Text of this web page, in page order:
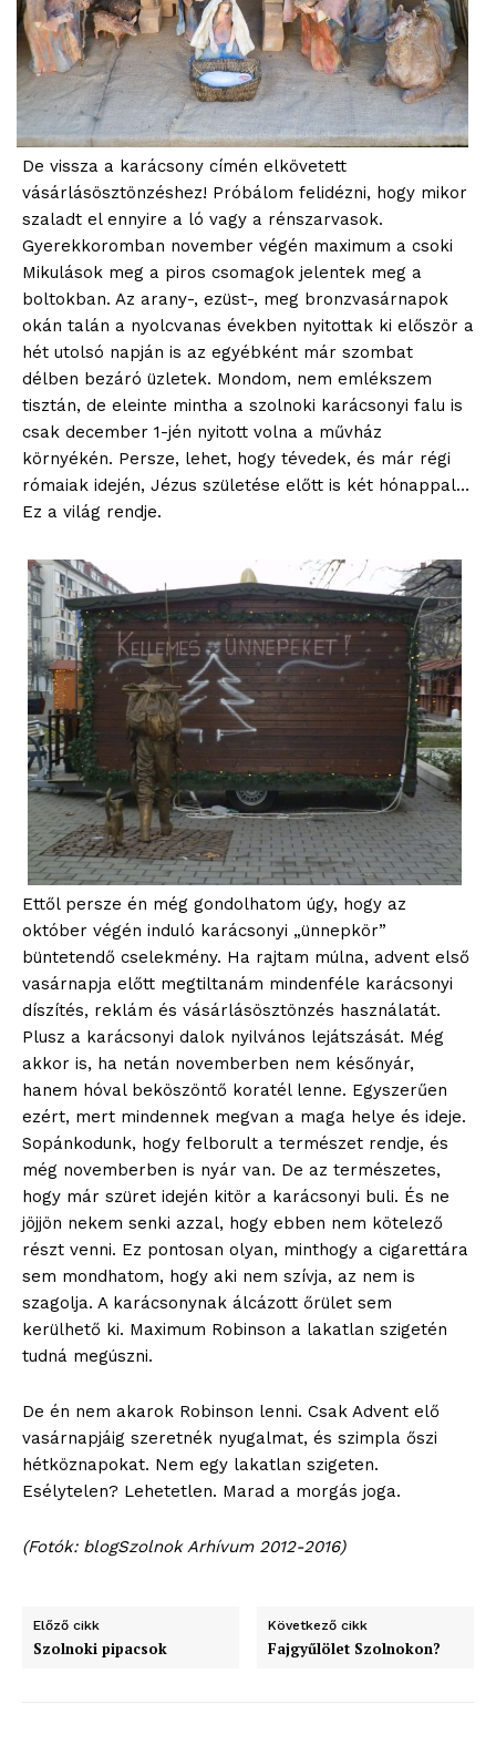
blogSZOLNOK
De vissza a karácsony címén elkövetett
vásárlásösztönzéshez! Próbálom felidézni, hogy mikor
szaladt el ennyire a ló vagy a rénszarvasok.
Gyerekkoromban november végén maximum a csoki
Mikulások meg a piros csomagok jelentek meg a
boltokban. Az arany-, ezüst-, meg bronzvasárnapok
okán talán a nyolcvanas években nyitottak ki először a
hét utolsó napján is az egyébként már szombat
délben bezáró üzletek. Mondom, nem emlékszem
tisztán, de eleinte mintha a szolnoki karácsonyi falu is
csak december 1-jén nyitott volna a művház
környékén. Persze, lehet, hogy tévedek, és már régi
rómaiak idején, Jézus születése előtt is két hónappal…
Ez a világ rendje.
Ettől persze én még gondolhatom úgy, hogy az
október végén induló karácsonyi „ünnepkör”
büntetendő cselekmény. Ha rajtam múlna, advent első
vasárnapja előtt megtiltanám mindenféle karácsonyi
díszítés, reklám és vásárlásösztönzés használatát.
Plusz a karácsonyi dalok nyilvános lejátszását. Még
akkor is, ha netán novemberben nem későnyár,
hanem hóval beköszöntő koratél lenne. Egyszerűen
ezért, mert mindennek megvan a maga helye és ideje.
Sopánkodunk, hogy felborult a természet rendje, és
még novemberben is nyár van. De az természetes,
hogy már szüret idején kitör a karácsonyi buli. És ne
jöjjön nekem senki azzal, hogy ebben nem kötelező
részt venni. Ez pontosan olyan, minthogy a cigarettára
sem mondhatom, hogy aki nem szívja, az nem is
szagolja. A karácsonynak álcázott őrület sem
kerülhető ki. Maximum Robinson a lakatlan szigetén
tudná megúszni.
De én nem akarok Robinson lenni. Csak Advent elő
vasárnapjáig szeretnék nyugalmat, és szimpla őszi
hétköznapokat. Nem egy lakatlan szigeten.
Esélytelen? Lehetetlen. Marad a morgás joga.
(Fotók: blogSzolnok Arhívum 2012-2016)
Előző cikk
Szolnoki pipacsok
Következő cikk
Fajgyűlölet Szolnokon?